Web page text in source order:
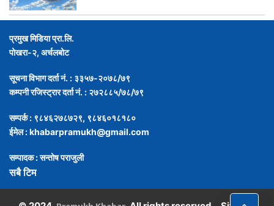
प्रमुख मिडिया प्रा.लि.
पोखरा-२, अर्चलबोट
सूचना विभाग दर्ता नं. : ३३५७-२०७८/७९
कम्पनी रजिस्ट्रार दर्ता नं. : २७२८८५/७८/७९
सम्पर्क : ९८४६२७८७२९, ९८४६०१८१८०
ईमेल :khabarpramukh@gmail.com
सम्पादक : सन्तोष पराजुली
सबै टिम